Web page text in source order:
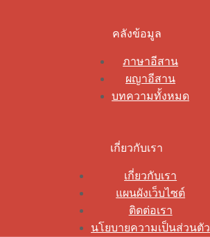
คลังข้อมูล
ภาษาอีสาน
ผญาอีสาน
บทความทั้งหมด
เกี่ยวกับเรา
เกี่ยวกับเรา
แผนผังเว็บไซต์
ติดต่อเรา
นโยบายความเป็นส่วนตัว